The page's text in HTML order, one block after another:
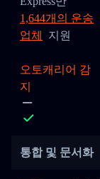
1,644개의 운송
업체
지원
오토캐리어 감
지
통합 및 문서화